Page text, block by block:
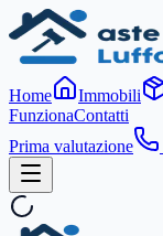
Home Immobili
FunzionaContatti
Prima valutazione